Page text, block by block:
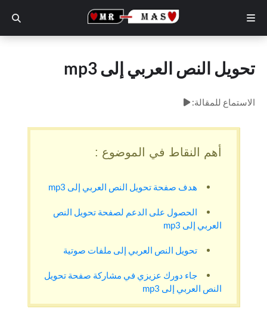
تحويل النص العربي إلى mp3
الاستماع للمقالة:
أهم النقاط في الموضوع :
هدف صفحة تحويل النص العربي إلى mp3
الحصول على الدعم لصفحة تحويل النص
العربي إلى mp3
تحويل النص العربي إلى ملفات صوتية
جاء دورك عزيزي في مشاركة صفحة تحويل
النص العربي إلى mp3